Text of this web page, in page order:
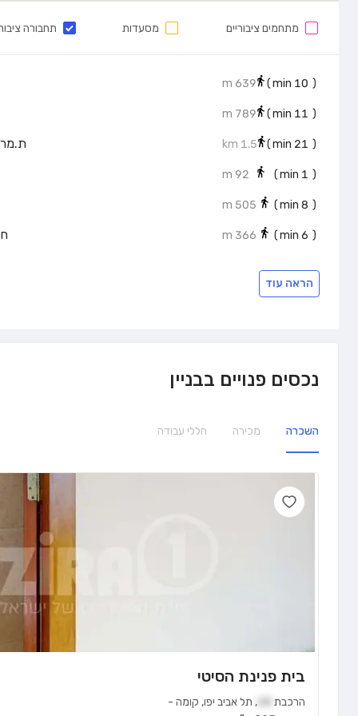
מתחמים ציבוריים מסעדות תחבורה
(
10
639 m
(
11
789 m
(
21
1.5 km
(
1
92 m
(
8
505 m
(
6
366 m
הראה עוד
נכסים פנויים בבניין
השכרה מכירה חללי עבודה
בית פנינת הסיטי
הרכבת , תל אביב יפו, קומה -